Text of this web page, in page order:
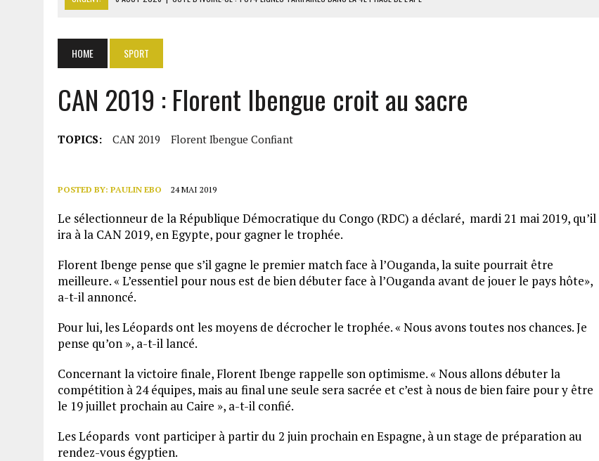
6 AOÛT 2026 | MONDIAL 2030 : INFANTINO ACCUSÉ D’AVOIR PROMIS LA FINALE AU MAROC
6 AOÛT 2026 | SÉNÉGAL : ABDOU KHADIR SOW QUITTE LE PRP POUR SOUTENIR DIOMAYE FAYE
HOME SPORT
CAN 2019 : Florent Ibengue croit au sacre
TOPICS: CAN 2019 Florent Ibengue Confiant
POSTED BY: PAULIN EBO 24 MAI 2019
Le sélectionneur de la République Démocratique du Congo (RDC) a déclaré, mardi 21 mai 2019, qu’il
ira à la CAN 2019, en Egypte, pour gagner le trophée.
Florent Ibenge pense que s’il gagne le premier match face à l’Ouganda, la suite pourrait être
meilleure. « L’essentiel pour nous est de bien débuter face à l’Ouganda avant de jouer le pays hôte»,
a-t-il annoncé.
Pour lui, les Léopards ont les moyens de décrocher le trophée. « Nous avons toutes nos chances. Je
pense qu’on », a-t-il lancé.
Concernant la victoire finale, Florent Ibenge rappelle son optimisme. « Nous allons débuter la
compétition à 24 équipes, mais au final une seule sera sacrée et c’est à nous de bien faire pour y être
le 19 juillet prochain au Caire », a-t-il confié.
Les Léopards vont participer à partir du 2 juin prochain en Espagne, à un stage de préparation au
rendez-vous égyptien.